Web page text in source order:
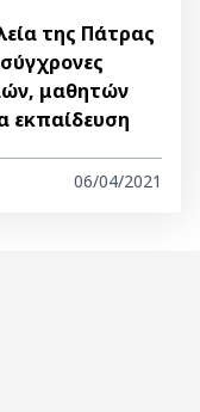
της Πάτρας
μαθητών
εκπαίδευση
06/04/2021